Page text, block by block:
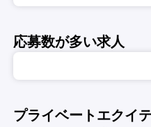
応募数が多い求人
プライベートエクイ